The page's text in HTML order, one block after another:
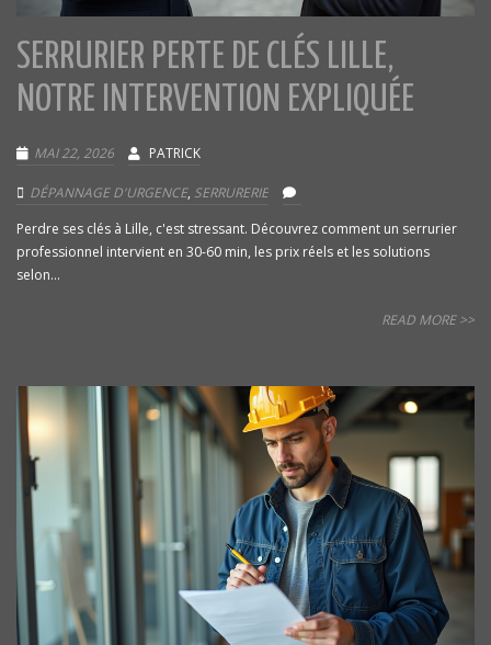
SERRURIER PERTE DE CLÉS LILLE,
NOTRE INTERVENTION EXPLIQUÉE
MAI 22, 2026 PATRICK
DÉPANNAGE D'URGENCE, SERRURERIE
Perdre ses clés à Lille, c'est stressant. Découvrez comment un serrurier
professionnel intervient en 30-60 min, les prix réels et les solutions
selon...
READ MORE >>